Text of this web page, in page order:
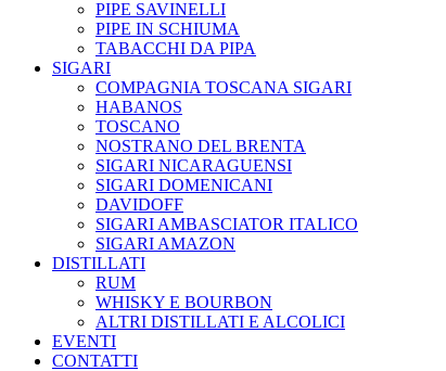
PIPE SAVINELLI
PIPE IN SCHIUMA
TABACCHI DA PIPA
SIGARI
COMPAGNIA TOSCANA SIGARI
HABANOS
TOSCANO
NOSTRANO DEL BRENTA
SIGARI NICARAGUENSI
SIGARI DOMENICANI
DAVIDOFF
SIGARI AMBASCIATOR ITALICO
SIGARI AMAZON
DISTILLATI
RUM
WHISKY E BOURBON
ALTRI DISTILLATI E ALCOLICI
EVENTI
CONTATTI